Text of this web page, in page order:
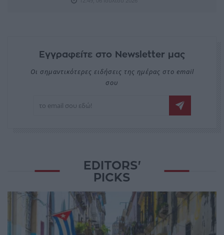
Εγγραφείτε στο Newsletter μας
Οι σημαντικότερες ειδήσεις της ημέρας στο email
σου
EDITORS'
PICKS